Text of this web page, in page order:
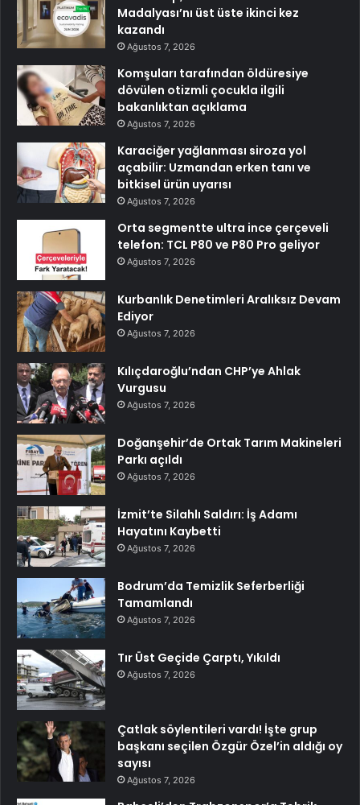
Madalyası’nı üst üste ikinci kez
kazandı
Ağustos 7, 2026
Komşuları tarafından öldüresiye
dövülen otizmli çocukla ilgili
bakanlıktan açıklama
Ağustos 7, 2026
Karaciğer yağlanması siroza yol
açabilir: Uzmandan erken tanı ve
bitkisel ürün uyarısı
Ağustos 7, 2026
Orta segmentte ultra ince çerçeveli
telefon: TCL P80 ve P80 Pro geliyor
Ağustos 7, 2026
Kurbanlık Denetimleri Aralıksız Devam
Ediyor
Ağustos 7, 2026
Kılıçdaroğlu’ndan CHP’ye Ahlak
Vurgusu
Ağustos 7, 2026
Doğanşehir’de Ortak Tarım Makineleri
Parkı açıldı
Ağustos 7, 2026
İzmit’te Silahlı Saldırı: İş Adamı
Hayatını Kaybetti
Ağustos 7, 2026
Bodrum’da Temizlik Seferberliği
Tamamlandı
Ağustos 7, 2026
Tır Üst Geçide Çarptı, Yıkıldı
Ağustos 7, 2026
Çatlak söylentileri vardı! İşte grup
başkanı seçilen Özgür Özel’in aldığı oy
sayısı
Ağustos 7, 2026